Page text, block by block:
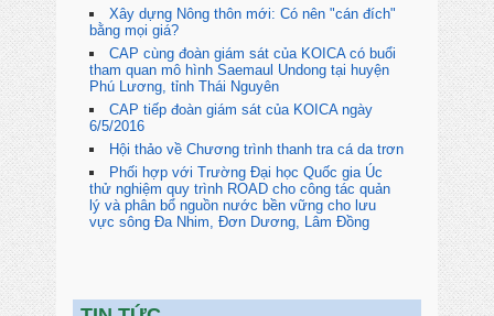
Xây dựng Nông thôn mới: Có nên "cán đích"
bằng mọi giá?
CAP cùng đoàn giám sát của KOICA có buổi
tham quan mô hình Saemaul Undong tại huyện
Phú Lương, tỉnh Thái Nguyên
CAP tiếp đoàn giám sát của KOICA ngày
6/5/2016
Hội thảo về Chương trình thanh tra cá da trơn
Phối hợp với Trường Đại học Quốc gia Úc
thử nghiệm quy trình ROAD cho công tác quản
lý và phân bổ nguồn nước bền vững cho lưu
vực sông Đa Nhim, Đơn Dương, Lâm Đồng